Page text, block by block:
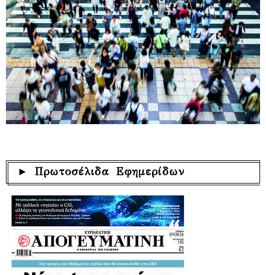
► Πρωτοσέλιδα Εφημερίδων